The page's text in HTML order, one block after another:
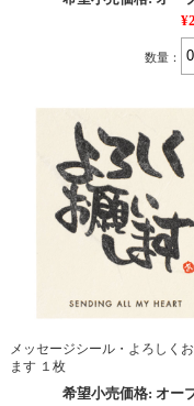
数量：
メッセージシール・よろしく
ます １枚
希望小売価格: オー